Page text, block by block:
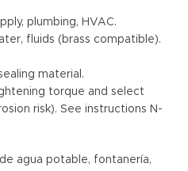
plumbing, HVAC.
fluids (brass compatible).
material.
torque and select
risk). See instructions N-
agua potable, fontanería,